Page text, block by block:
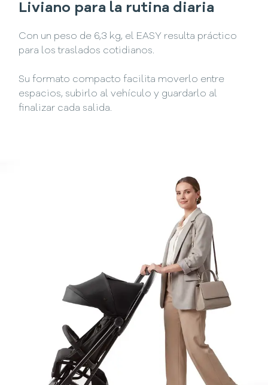
Liviano para la rutina diaria
Con un peso de 6,3 kg, el EASY resulta práctico
para los traslados cotidianos.
Su formato compacto facilita moverlo entre
espacios, subirlo al vehículo y guardarlo al
finalizar cada salida.